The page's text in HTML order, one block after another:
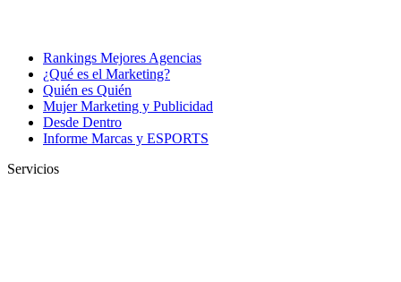
Rankings Mejores Agencias
¿Qué es el Marketing?
Quién es Quién
Mujer Marketing y Publicidad
Desde Dentro
Informe Marcas y ESPORTS
Servicios